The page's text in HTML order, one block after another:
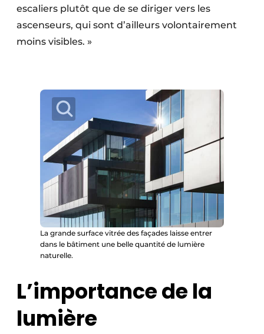
escaliers plutôt que de se diriger vers les
ascenseurs, qui sont d’ailleurs volontairement
moins visibles. »
La grande surface vitrée des façades laisse entrer
dans le bâtiment une belle quantité de lumière
naturelle.
L’importance de la
lumière